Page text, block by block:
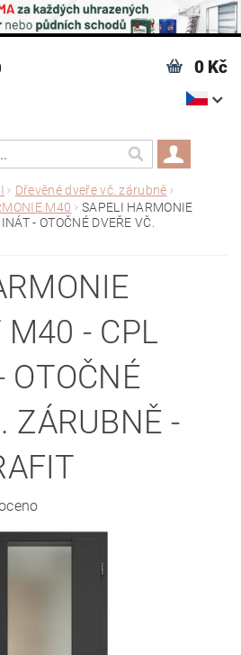
0 Kč
Dřevěné dveře vč. zárubně
M40
SAPELI HARMONIE
- OTOČNÉ DVEŘE VČ.
M40 - CPL
OTOČNÉ
ZÁRUBNĚ -